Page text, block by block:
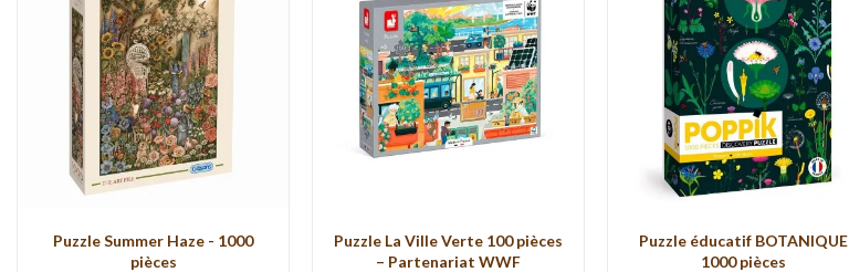
Puzzle Summer Haze - 1000
pièces
Puzzle La Ville Verte 100 pièces
– Partenariat WWF
Puzzle éducatif BOTANIQUE
1000 pièces